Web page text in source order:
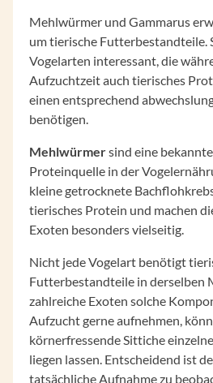
Mehlwürmer und Gammarus
um tierische Futterbestandteile.
Vogelarten interessant, die
Aufzuchtzeit auch tierisches
einen entsprechend
benötigen.
Mehlwürmersind eine
Proteinquelle in der
kleine getrocknete
tierisches Protein und machen
Exoten besonders vielseitig.
Nicht jede Vogelart benötigt
Futterbestandteile in derselben
zahlreiche Exoten solche
Aufzucht gerne aufnehmen,
körnerfressende Sittiche
liegen lassen. Entscheidend ist
tatsächliche Aufnahme zu